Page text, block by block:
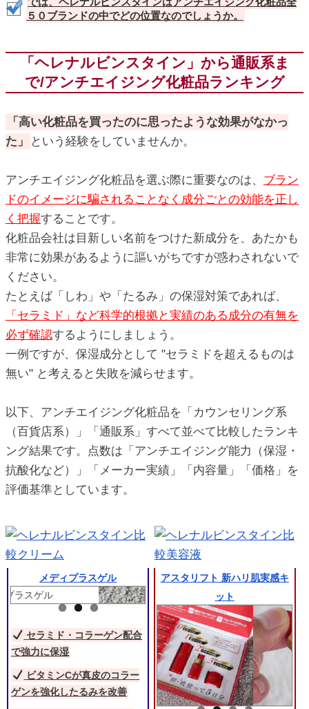
５０ブランドの中でどの位置なのでしょうか。
「ヘレナルビンスタイン」から通販系ま
で/アンチエイジング化粧品ランキング
「高い化粧品を買ったのに思ったような効果がなかっ
た」
という経験をしていませんか。
アンチエイジング化粧品を選ぶ際に重要なのは、 ブラン
ドのイメージに騙されることなく成分ごとの効能を正し
く把握することです。
化粧品会社は目新しい名前をつけた新成分を、あたかも
非常に効果があるように謳いがちですが惑わされないで
ください。
たとえば「しわ」や「たるみ」の保湿対策であれば、
「セラミド」など科学的根拠と実績のある成分の有無を
必ず確認するようにしましょう。
一例ですが、保湿成分として "セラミドを超えるものは
無い" と考えると失敗を減らせます。
以下、アンチエイジング化粧品を「カウンセリング系
（百貨店系）」「通販系」すべて並べて比較したランキ
ング結果です。点数は「アンチエイジング能力（保湿・
抗酸化など）」「メーカー実績」「内容量」「価格」を
評価基準としています。
メディプラスゲル
セラミド・コラーゲン配合
で強力に保湿
ビタミンCが真皮のコラー
ゲンを強化したるみを改善
アスタリフト 新ハリ肌実感キ
ット